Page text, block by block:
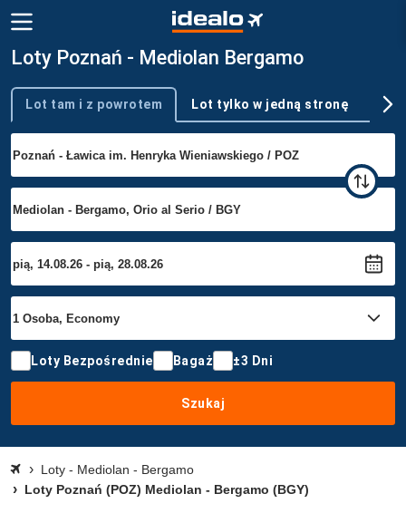
Loty Poznań - Mediolan Bergamo
Typ podróży
Lot tam i z powrotem Lot tylko w jedną stronę
Loty Bezpośrednie Bagaż ±3 Dni
Szukaj
Loty - Mediolan - Bergamo
Loty Poznań (POZ) Mediolan - Bergamo (BGY)